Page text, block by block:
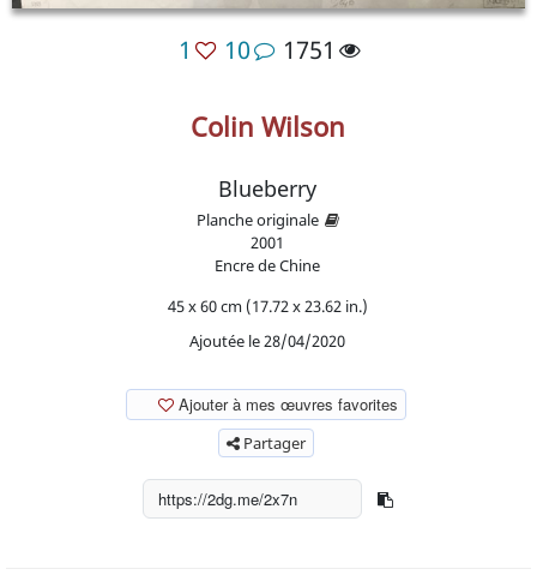
1 10 1751
Colin Wilson
Blueberry
Planche originale
2001
Encre de Chine
45 x 60 cm (17.72 x 23.62 in.)
Ajoutée le 28/04/2020
Ajouter à mes œuvres favorites
Partager